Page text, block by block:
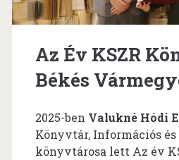
Az Év KSZR
Békés
2025-ben Valukné Hódi
Könyvtár, Információs
könyvtárosa lett Az év